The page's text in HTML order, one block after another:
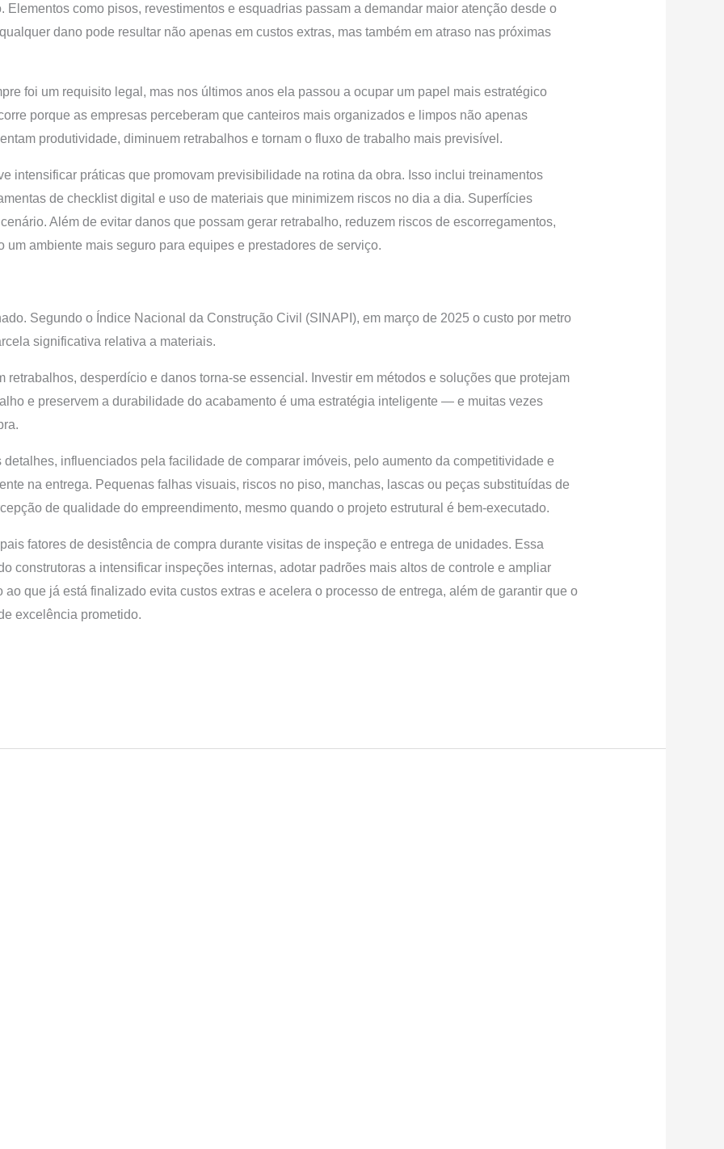
Elementos como pisos, revestimentos e esquadrias passam a demandar maior atenção desde o
dano pode resultar não apenas em custos extras, mas também em atraso nas próximas
foi um requisito legal, mas nos últimos anos ela passou a ocupar um papel mais estratégico
porque as empresas perceberam que canteiros mais organizados e limpos não apenas
produtividade, diminuem retrabalhos e tornam o fluxo de trabalho mais previsível.
intensificar práticas que promovam previsibilidade na rotina da obra. Isso inclui treinamentos
de checklist digital e uso de materiais que minimizem riscos no dia a dia. Superfícies
Além de evitar danos que possam gerar retrabalho, reduzem riscos de escorregamentos,
um ambiente mais seguro para equipes e prestadores de serviço.
Segundo o Índice Nacional da Construção Civil (SINAPI), em março de 2025 o custo por metro
significativa relativa a materiais.
retrabalhos, desperdício e danos torna-se essencial. Investir em métodos e soluções que protejam
e preservem a durabilidade do acabamento é uma estratégia inteligente — e muitas vezes
influenciados pela facilidade de comparar imóveis, pelo aumento da competitividade e
na entrega. Pequenas falhas visuais, riscos no piso, manchas, lascas ou peças substituídas de
de qualidade do empreendimento, mesmo quando o projeto estrutural é bem-executado.
fatores de desistência de compra durante visitas de inspeção e entrega de unidades. Essa
construtoras a intensificar inspeções internas, adotar padrões mais altos de controle e ampliar
que já está finalizado evita custos extras e acelera o processo de entrega, além de garantir que o
excelência prometido.